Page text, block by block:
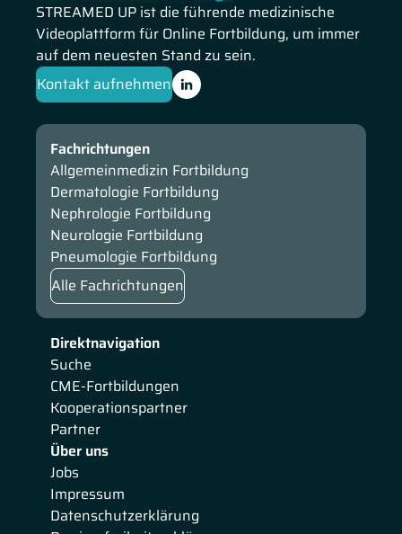
STREAMED UP ist die führende medizinische
Videoplattform für Online Fortbildung, um immer
auf dem neuesten Stand zu sein.
Kontakt aufnehmen
Direktnavigation
Suche
CME-Fortbildungen
Kooperationspartner
Partner
Über uns
Jobs
Impressum
Datenschutzerklärung
Fachrichtungen
Allgemeinmedizin Fortbildung
Dermatologie Fortbildung
Nephrologie Fortbildung
Neurologie Fortbildung
Pneumologie Fortbildung
Alle Fachrichtungen